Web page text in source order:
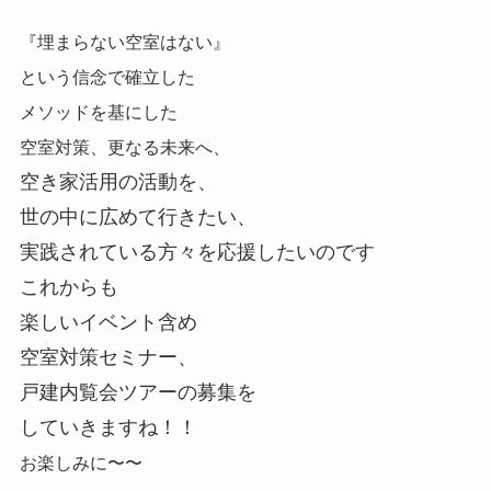
『埋まらない空室はない』
という信念で確立した
メソッドを基にした
空室対策、更なる未来へ、
空き家活用の活動を、
世の中に広めて行きたい、
実践されている方々を応援したいのです
これからも
楽しいイベント含め
空室対策セミナー、
戸建内覧会ツアーの募集を
していきますね！！
お楽しみに〜〜